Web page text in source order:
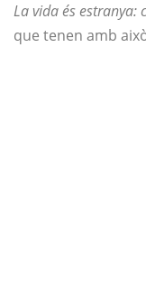
La vida és estranya:
que tenen amb